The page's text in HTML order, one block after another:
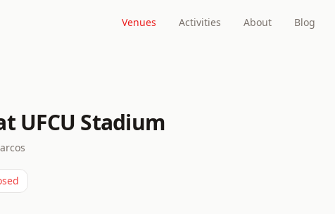
Venues Activities About Blog
UFCU Stadium